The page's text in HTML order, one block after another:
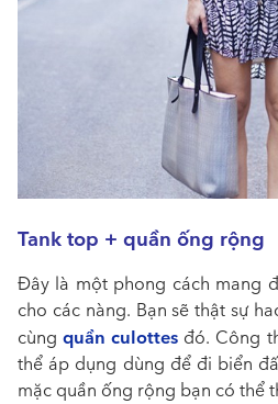
Tank top + quần ống rộng
Đây là một phong cách mang
cho các nàng. Bạn sẽ thật sự
cùngquần culottes đó. Công
thể áp dụng dùng để đi biển
mặc quần ống rộng bạn có thể